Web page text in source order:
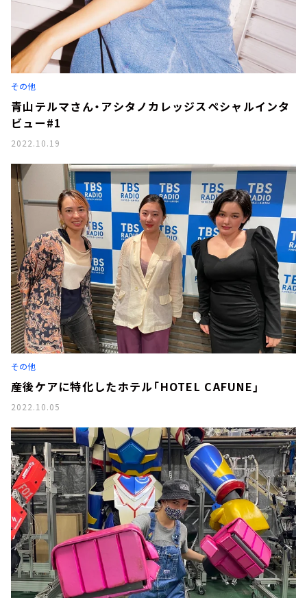
その他
青山テルマさん・アシタノカレッジスペシャルインタ
ビュー#1
2022.10.19
その他
産後ケアに特化したホテル「HOTEL CAFUNE」
2022.10.05